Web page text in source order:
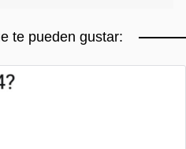
te pueden gustar: